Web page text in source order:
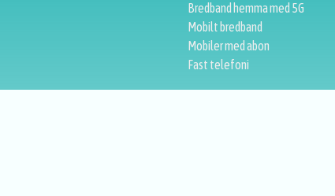
Bredband hemma med 5G
Mobilt bredband
Mobiler med abon
Fast telefoni